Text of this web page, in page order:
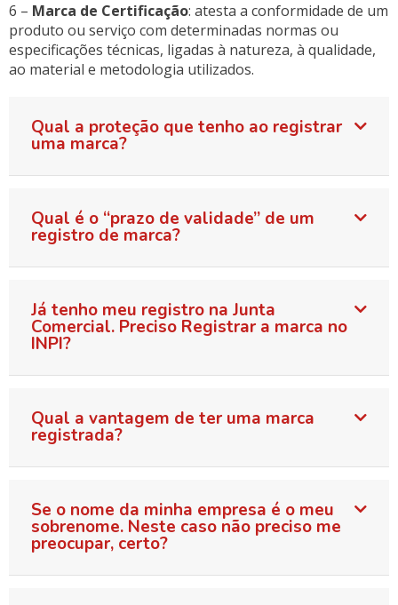
6 – Marca de Certificação: atesta a conformidade de um
produto ou serviço com determinadas normas ou
especificações técnicas, ligadas à natureza, à qualidade,
ao material e metodologia utilizados.
Qual a proteção que tenho ao registrar
uma marca?
Qual é o “prazo de validade” de um
registro de marca?
Já tenho meu registro na Junta
Comercial. Preciso Registrar a marca no
INPI?
Qual a vantagem de ter uma marca
registrada?
Se o nome da minha empresa é o meu
sobrenome. Neste caso não preciso me
preocupar, certo?